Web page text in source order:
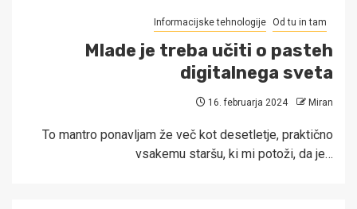
Informacijske tehnologije Od tu in tam
Mlade je treba učiti o pasteh
digitalnega sveta
16. februarja 2024 Miran
To mantro ponavljam že več kot desetletje, praktično
vsakemu staršu, ki mi potoži, da je…